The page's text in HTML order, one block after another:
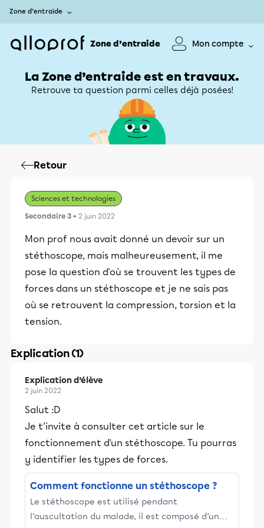
Zone d’entraide
Zone d’entraide Mon compte
La Zone d’entraide est en travaux.
Retrouve ta question parmi celles déjà posées!
Retour
Sciences et technologies
Secondaire 3 • 2 juin 2022
Mon prof nous avait donné un devoir sur un
stéthoscope, mais malheureusement, il me
pose la question d'où se trouvent les types de
forces dans un stéthoscope et je ne sais pas
où se retrouvent la compression, torsion et la
tension.
Explication (1)
Explication d’élève
2 juin 2022
Salut :D
Je t'invite à consulter cet article sur le
fonctionnement d'un stéthoscope. Tu pourras
y identifier les types de forces.
Comment fonctionne un stéthoscope ?
Le stéthoscope est utilisé pendant
l’auscultation du malade, il est composé d’un